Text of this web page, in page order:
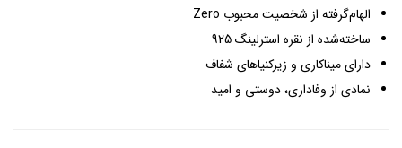
الهام‌گرفته از شخصیت محبوب Zero
ساخته‌شده از نقره استرلینگ 925
دارای میناکاری و زیرکنیاهای شفاف
نمادی از وفاداری، دوستی و امید